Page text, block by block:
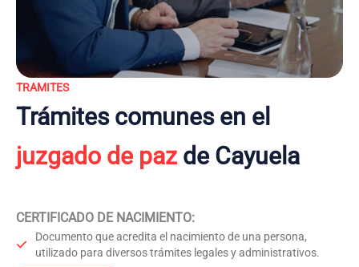
TRAMITES
Trámites comunes en el
juzgado de pazde Cayuela
CERTIFICADO DE NACIMIENTO:
Documento que acredita el nacimiento de una persona,
utilizado para diversos trámites legales y administrativos.